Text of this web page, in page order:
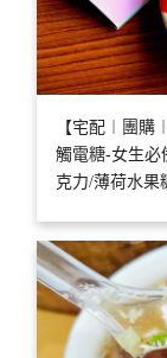
【宅配︱團購
觸電糖-女生
克力/薄荷水果